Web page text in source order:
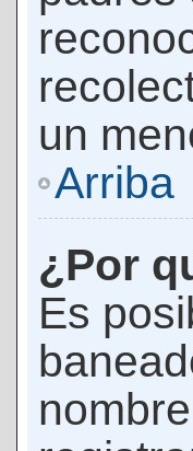
un
Arriba
¿Por
Es